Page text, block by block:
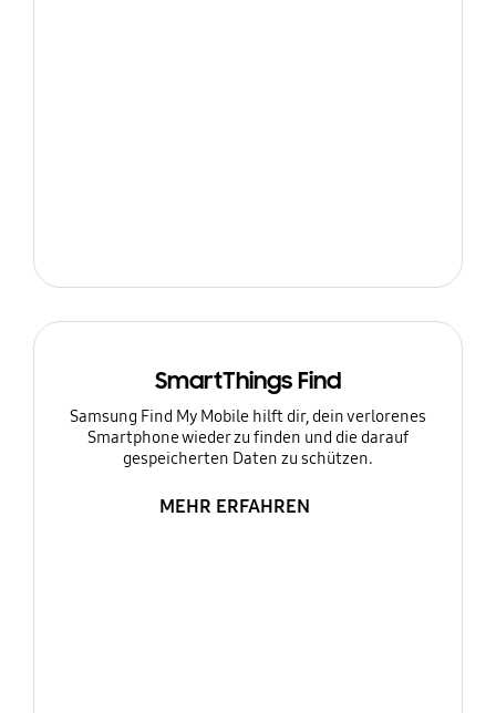
SmartThings Find
Samsung Find My Mobile hilft dir, dein verlorenes
Smartphone wieder zu finden und die darauf
gespeicherten Daten zu schützen.
MEHR ERFAHREN